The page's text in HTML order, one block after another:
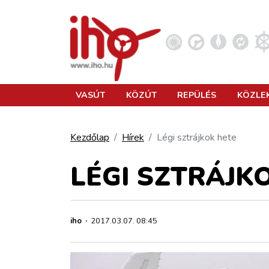
KÖZLEKEDÉSFEJLESZTÉS
VASÚT KÖZÚT REPÜLÉS
Kezdőlap Hírek Légi sztrájkok hete
LÉGI
iho · 2017.03.07. 08:45